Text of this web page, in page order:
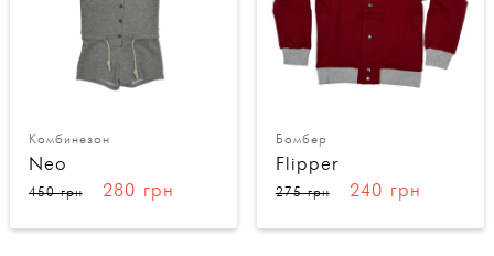
Комбинезон
Neo
450 грн 280 грн
Бомбер
Flipper
275 грн 240 грн